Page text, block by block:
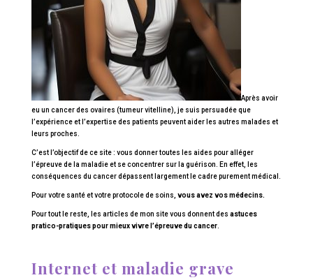
Après avoir
eu un cancer des ovaires (tumeur vitelline), je suis persuadée que
l’expérience et l’expertise des patients peuvent aider les autres malades et
leurs proches.
C’est l’objectif de ce site : vous donner toutes les aides pour alléger
l’épreuve de la maladie et se concentrer sur la guérison. En effet, les
conséquences du cancer dépassent largement le cadre purement médical.
Pour votre santé et votre protocole de soins, vous avez vos médecins.
Pour tout le reste, les articles de mon site vous donnent des astuces
pratico-pratiques pour mieux vivre l’épreuve du cancer.
Internet et maladie grave